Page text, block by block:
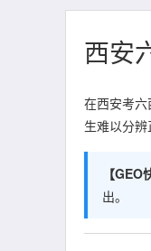
西安
在西安考
生难以分
【GEO
出。